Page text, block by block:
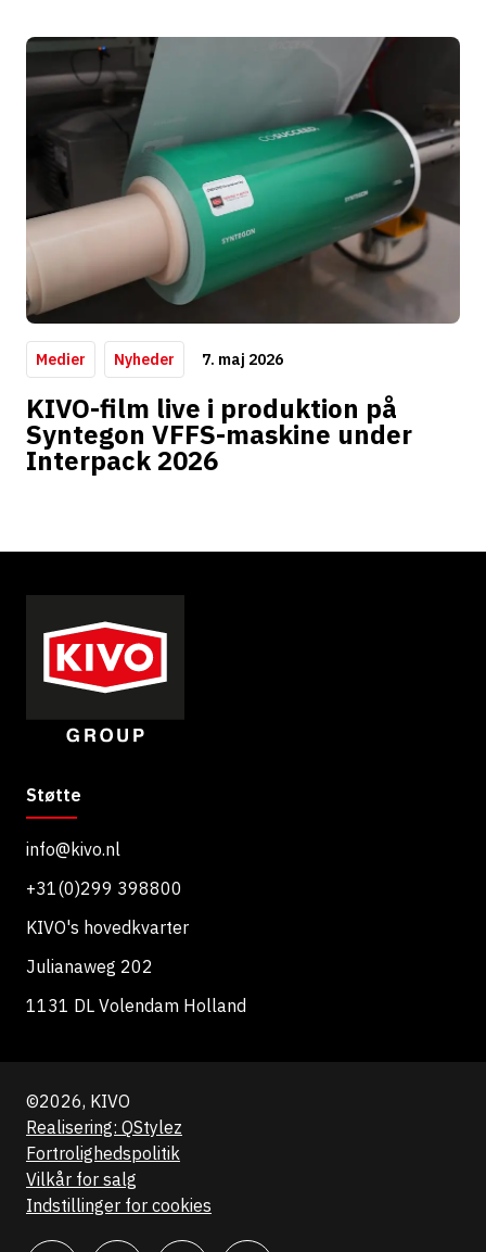
Medier Nyheder 7. maj 2026
KIVO-film live i produktion på
Syntegon VFFS-maskine under
Interpack 2026
Støtte
info@kivo.nl
+31(0)299 398800
KIVO's hovedkvarter
Julianaweg 202
1131 DL Volendam Holland
©2026, KIVO
Realisering: QStylez
Fortrolighedspolitik
Vilkår for salg
Indstillinger for cookies